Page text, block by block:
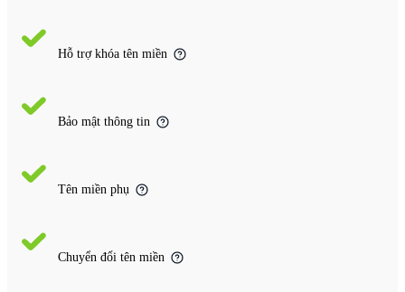
Hỗ trợ khóa tên miền
Bảo mật thông tin
Tên miền phụ
Chuyển đổi tên miền